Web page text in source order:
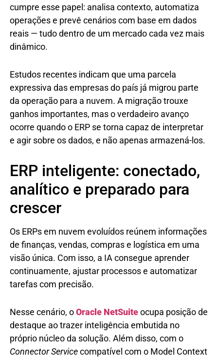
cumpre esse papel: analisa contexto, automatiza
operações e prevê cenários com base em dados
reais — tudo dentro de um mercado cada vez mais
dinâmico.
Estudos recentes indicam que uma parcela
expressiva das empresas do país já migrou parte
da operação para a nuvem. A migração trouxe
ganhos importantes, mas o verdadeiro avanço
ocorre quando o ERP se torna capaz de interpretar
e agir sobre os dados, e não apenas armazená-los.
ERP inteligente: conectado,
analítico e preparado para
crescer
Os ERPs em nuvem evoluídos reúnem informações
de finanças, vendas, compras e logística em uma
visão única. Com isso, a IA consegue aprender
continuamente, ajustar processos e automatizar
tarefas com precisão.
Nesse cenário, oOracle NetSuiteocupa posição de
destaque ao trazer inteligência embutida no
próprio núcleo da solução. Além disso, com o
Connector Servicecompatível com o Model Context